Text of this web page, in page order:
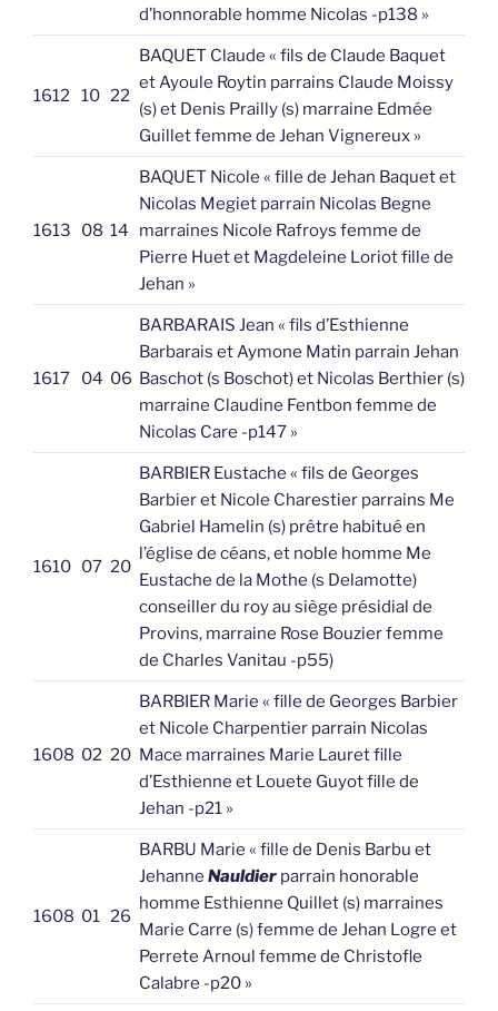
d’honnorable homme Nicolas -p138 »
1612 10 22
BAQUET Claude « fils de Claude Baquet
et Ayoule Roytin parrains Claude Moissy
(s) et Denis Prailly (s) marraine Edmée
Guillet femme de Jehan Vignereux »
1613 08 14
BAQUET Nicole « fille de Jehan Baquet et
Nicolas Megiet parrain Nicolas Begne
marraines Nicole Rafroys femme de
Pierre Huet et Magdeleine Loriot fille de
Jehan »
1617 04 06
BARBARAIS Jean « fils d’Esthienne
Barbarais et Aymone Matin parrain Jehan
Baschot (s Boschot) et Nicolas Berthier (s)
marraine Claudine Fentbon femme de
Nicolas Care -p147 »
1610 07 20
BARBIER Eustache « fils de Georges
Barbier et Nicole Charestier parrains Me
Gabriel Hamelin (s) prêtre habitué en
l’église de céans, et noble homme Me
Eustache de la Mothe (s Delamotte)
conseiller du roy au siège présidial de
Provins, marraine Rose Bouzier femme
de Charles Vanitau -p55)
1608 02 20
BARBIER Marie « fille de Georges Barbier
et Nicole Charpentier parrain Nicolas
Mace marraines Marie Lauret fille
d’Esthienne et Louete Guyot fille de
Jehan -p21 »
1608 01 26
BARBU Marie « fille de Denis Barbu et
Jehanne Nauldier parrain honorable
homme Esthienne Quillet (s) marraines
Marie Carre (s) femme de Jehan Logre et
Perrete Arnoul femme de Christofle
Calabre -p20 »